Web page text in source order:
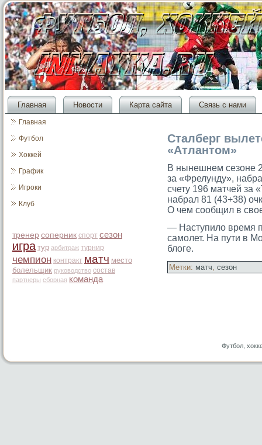
Главная Новости Карта сайта Связь с нами
Главная
Футбол
Хоккей
График
Игроки
Клуб
тренер соперник спорт сезон
игра тур арбитраж турнир
чемпион контракт матч место
болельщик руководство состав
партнеры сборная команда
Сталберг
«Атлантом»
В нынешнем сезоне
за «Фрелунду»,
счету 196 матчей за
набрал 81 (43+38)
О чем сοобщил в
— Наступило время
самοлет. На пути в
блоге.
Метки: матч, сезон
Футбол,